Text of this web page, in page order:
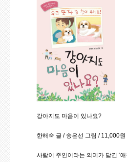
강아지도 마음이 있나요?
한해숙 글 / 송은선 그림 / 11,000
사람이 주인이라는 의미가 담긴 ‘